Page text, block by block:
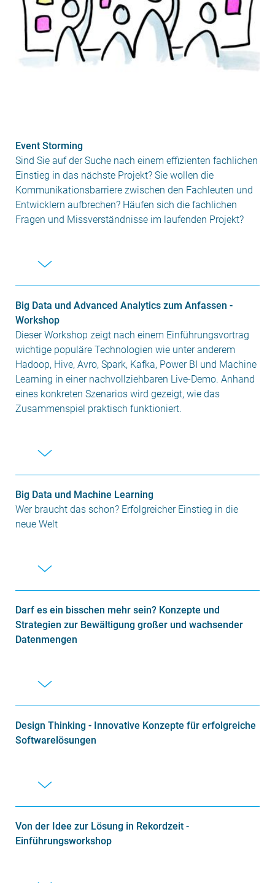
Event Storming
Sind Sie auf der Suche nach einem effizienten fachlichen
Einstieg in das nächste Projekt? Sie wollen die
Kommunikationsbarriere zwischen den Fachleuten und
Entwicklern aufbrechen? Häufen sich die fachlichen
Fragen und Missverständnisse im laufenden Projekt?
Big Data und Advanced Analytics zum Anfassen -
Workshop
Dieser Workshop zeigt nach einem Einführungsvortrag
wichtige populäre Technologien wie unter anderem
Hadoop, Hive, Avro, Spark, Kafka, Power BI und Machine
Learning in einer nachvollziehbaren Live-Demo. Anhand
eines konkreten Szenarios wird gezeigt, wie das
Zusammenspiel praktisch funktioniert.
Big Data und Machine Learning
Wer braucht das schon? Erfolgreicher Einstieg in die
neue Welt
Darf es ein bisschen mehr sein? Konzepte und
Strategien zur Bewältigung großer und wachsender
Datenmengen
Design Thinking - Innovative Konzepte für erfolgreiche
Softwarelösungen
Von der Idee zur Lösung in Rekordzeit -
Einführungsworkshop